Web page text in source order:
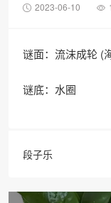
2023-06-10
谜面：流沫成轮 (
谜底：水圈
段子乐